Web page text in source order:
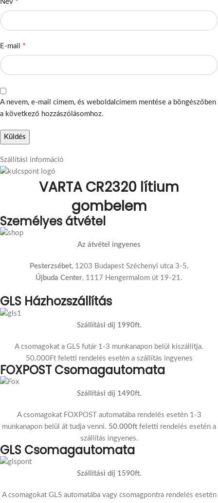
Név
E-mail *
A nevem, e-mail címem, és weboldalcímem mentése a böngészőben
a következő hozzászólásomhoz.
Szállítási információ
VARTA CR2320 lítium
gombelem
Személyes átvétel
Az átvétel ingyenes
Pesterzsébet, 1203 Budapest Széchenyi utca 3-5.
Újbuda Center, 1117 Hengermalom út 19-21.
GLS Házhozszállítás
Szállítási díj 1990ft.
A csomagokat a GLS futár 1-3 munkanapon belül kiszállítja.
50.000Ft feletti rendelés esetén a szállítás ingyenes
FOXPOST Csomagautomata
Szállítási díj 1490ft.
A csomagokat FOXPOST automatába rendelés esetén 1-3
munkanapon belül át tudja venni. 50.000ft feletti rendelés esetén a
szállítás ingyenes.
GLS Csomagautomata
Szállítási díj 1590ft.
A csomagokat GLS automatába vagy csomagpontra rendelés esetén